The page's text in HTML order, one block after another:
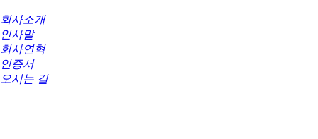
회사소개
인사말
회사연혁
인증서
오시는 길